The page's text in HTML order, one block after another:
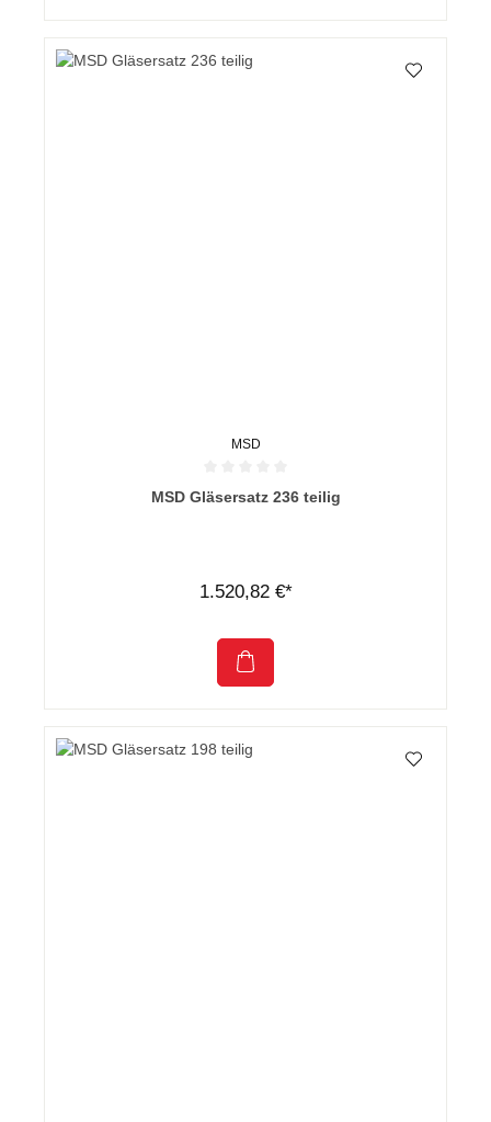
MSD
Durchschnittliche Bewertung von 0 von 5 Sternen
MSD Gläsersatz 236 teilig
1.520,82 €*